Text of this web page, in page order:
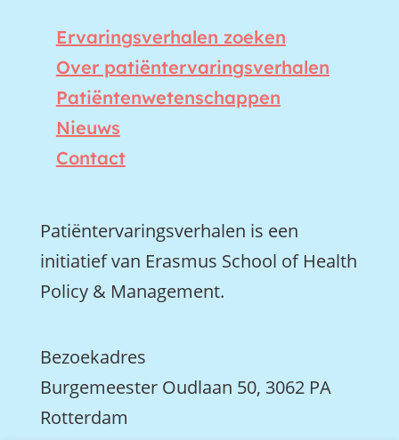
Ervaringsverhalen zoeken
Over patiëntervaringsverhalen
Patiëntenwetenschappen
Nieuws
Contact
Patiëntervaringsverhalen is een
initiatief van Erasmus School of Health
Policy & Management.
Bezoekadres
Burgemeester Oudlaan 50, 3062 PA
Rotterdam